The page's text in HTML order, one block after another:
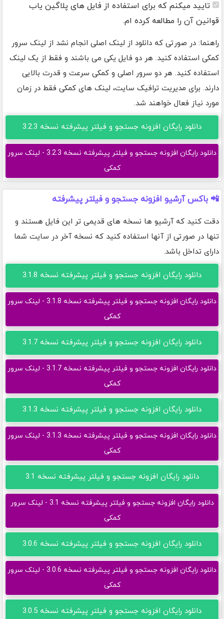
تایید میکنم که برای استفاده از فایل های پلاگین یاب
قوانین آن را مطالعه کرده ام.
راهنما: در صورتی که دانلود از لینک اصلی انجام نشد از لینک سرور
کمکی استفاده کنید. هر دو فایل یکی می باشند و فقط از یک لینک
استفاده کنید. هر دو سرور اصلی و کمکی سرعت و قدرت بالایی
دارند. برای مدیریت ترافیک سایت، لینک های کمکی فقط در زمان
مورد نیاز فعال خواهند شد.
دانلود رایگان افزونه جستجو و فیلتر پیشرفته نسخه 3.2.3
دانلود رایگان افزونه جستجو و فیلتر پیشرفته نسخه 3.2.3 - لینک سرور
کمکی
📲 باکس آرشیو افزونه جستجو و فیلتر پیشرفته
دقت کنید که آرشیو ها نسخه های قدیمی تر این فایل هستند و
تنها در صورتی از آنها استفاده کنید که نسخه آخر در سایت شما
دارای تداخل باشد.
دانلود رایگان افزونه جستجو و فیلتر پیشرفته نسخه 3.1.8
دانلود رایگان افزونه جستجو و فیلتر پیشرفته نسخه 3.1.8 - لینک سرور
کمکی
دانلود رایگان افزونه جستجو و فیلتر پیشرفته نسخه 3.1.7
دانلود رایگان افزونه جستجو و فیلتر پیشرفته نسخه 3.1.7 - لینک سرور
کمکی
دانلود رایگان افزونه جستجو و فیلتر پیشرفته نسخه 3.1.3
دانلود رایگان افزونه جستجو و فیلتر پیشرفته نسخه 3.1.3 - لینک سرور
کمکی
دانلود رایگان افزونه جستجو و فیلتر پیشرفته نسخه 3.1
دانلود رایگان افزونه جستجو و فیلتر پیشرفته نسخه 3.1 - لینک سرور
کمکی
دانلود رایگان افزونه جستجو و فیلتر پیشرفته نسخه 3.0.6
دانلود رایگان افزونه جستجو و فیلتر پیشرفته نسخه 3.0.6 - لینک سرور
کمکی
دانلود رایگان افزونه جستجو و فیلتر پیشرفته نسخه 3.0.5